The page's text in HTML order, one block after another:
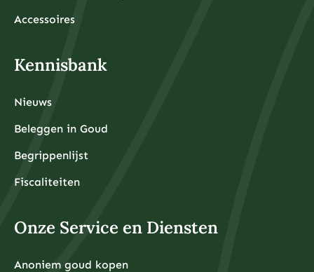
Accessoires
Kennisbank
Nieuws
Beleggen in Goud
Begrippenlijst
Fiscaliteiten
Onze Service en Diensten
Anoniem goud kopen